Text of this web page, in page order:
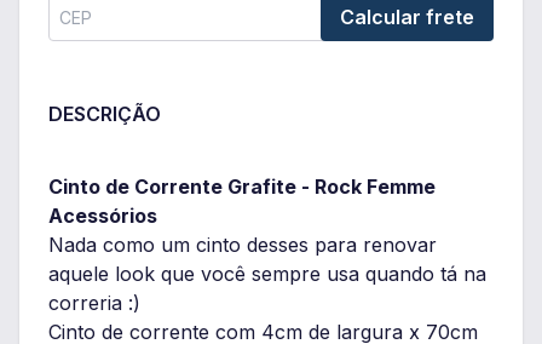
Calcular frete
DESCRIÇÃO
Cinto de Corrente Grafite - Rock Femme
Acessórios
Nada como um cinto desses para renovar
aquele look que você sempre usa quando tá na
correria :)
Cinto de corrente com 4cm de largura x 70cm